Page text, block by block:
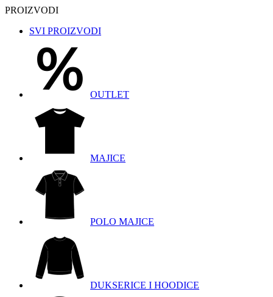
PROIZVODI
SVI PROIZVODI
OUTLET
MAJICE
POLO MAJICE
DUKSERICE I HOODICE